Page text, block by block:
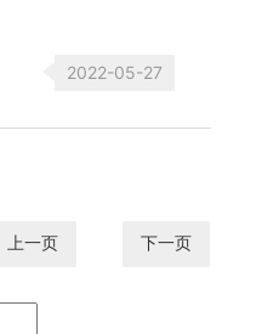
2022-05-27
上一页 下一页